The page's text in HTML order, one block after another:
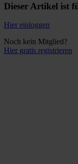
Dieser Artikel ist
Hier einloggen
Noch kein Mitglied?
Hier gratis registrieren